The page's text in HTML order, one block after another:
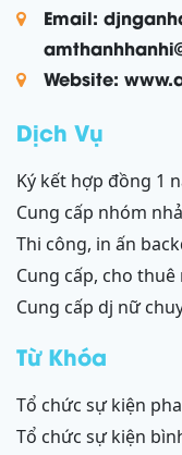
Email:
Website:
Dịch Vụ
ký kết hợp đồng 1 năm âm thanh ánh sáng – sân khấu
resort mũi né, tiến
cung cấp nhóm nhảy led tương tác, trống nước tại
ninh thuận – bình
thi công, in ấn backdrop sự kiện, backdrop gala dinner,
backdrop team
3d, chữ nổi từ
phan thiết, bình
cung cấp, cho thuê màn hình led tại phan thiết - bình
thuận, ninh thuận -
cung cấp dj nữ chuyên nghiệp phan thiết, bình thuận;
Từ Khóa
tổ chức sự kiện phan thiết,phang rang,ninh chữ,vĩnh
hy,cam ranh
tổ chức sự kiện